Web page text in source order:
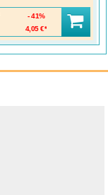
4,05 €*
41%